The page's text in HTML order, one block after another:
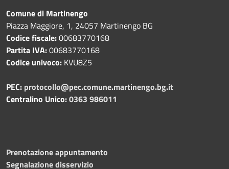
Comune di Martinengo
Piazza Maggiore, 1, 24057 Martinengo BG
Codice fiscale:00683770168
Partita IVA:00683770168
Codice univoco: KVU8Z5
PEC: protocollo@pec.comune.martinengo.bg.it
Centralino Unico:0363 986011
Prenotazione appuntamento
Segnalazione disservizio